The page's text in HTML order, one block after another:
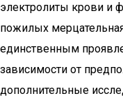
электролиты крови и
пожилых
единственным
зависимости от
дополнительные